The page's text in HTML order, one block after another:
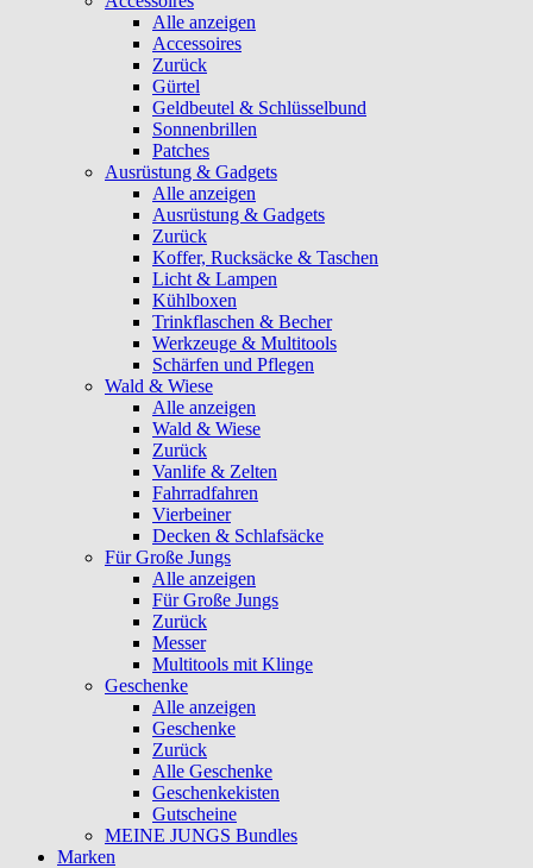
Alle anzeigen
Accessoires
Zurück
Gürtel
Geldbeutel & Schlüsselbund
Sonnenbrillen
Patches
Ausrüstung & Gadgets
Alle anzeigen
Ausrüstung & Gadgets
Zurück
Koffer, Rucksäcke & Taschen
Licht & Lampen
Kühlboxen
Trinkflaschen & Becher
Werkzeuge & Multitools
Schärfen und Pflegen
Wald & Wiese
Alle anzeigen
Wald & Wiese
Zurück
Vanlife & Zelten
Fahrradfahren
Vierbeiner
Decken & Schlafsäcke
Für Große Jungs
Alle anzeigen
Für Große Jungs
Zurück
Messer
Multitools mit Klinge
Geschenke
Alle anzeigen
Geschenke
Zurück
Alle Geschenke
Geschenkekisten
Gutscheine
MEINE JUNGS Bundles
Marken